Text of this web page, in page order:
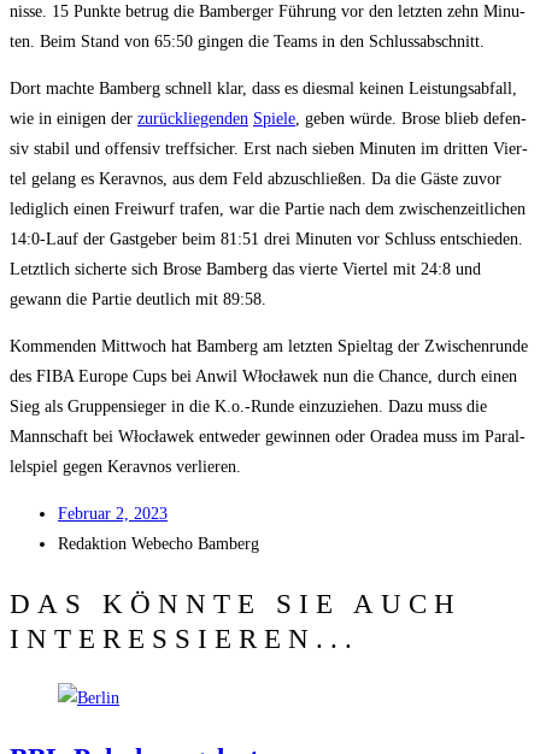
nis­se. 15 Punk­te betrug die Bam­ber­ger Füh­rung vor den letz­ten zehn Minu­
ten. Beim Stand von 65:50 gin­gen die Teams in den Schlussabschnitt.
Dort mach­te Bam­berg schnell klar, dass es dies­mal kei­nen Leis­tungs­ab­fall,
wie in eini­gen der zurück­lie­gen­den Spie­le , geben wür­de. Bro­se blieb defen­
siv sta­bil und offen­siv treff­si­cher. Erst nach sie­ben Minu­ten im drit­ten Vier­
tel gelang es Kerav­nos, aus dem Feld abzu­schlie­ßen. Da die Gäs­te zuvor
ledig­lich einen Frei­wurf tra­fen, war die Par­tie nach dem zwi­schen­zeit­li­chen
14:0‑Lauf der Gast­ge­ber beim 81:51 drei Minu­ten vor Schluss ent­schie­den.
Letzt­lich sicher­te sich Bro­se Bam­berg das vier­te Vier­tel mit 24:8 und
gewann die Par­tie deut­lich mit 89:58.
Kom­men­den Mitt­woch hat Bam­berg am letz­ten Spiel­tag der Zwi­schen­run­de
des FIBA Euro­pe Cups bei Anwil Włocła­wek nun die Chan­ce, durch einen
Sieg als Grup­pen­sie­ger in die K.o.-Runde ein­zu­zie­hen. Dazu muss die
Mann­schaft bei Włocła­wek ent­we­der gewin­nen oder Ora­dea muss im Par­al­
lel­spiel gegen Kerav­nos verlieren.
Febru­ar 2, 2023
Redak­ti­on Web­echo Bamberg
DAS KÖNNTE SIE AUCH
INTERESSIEREN...